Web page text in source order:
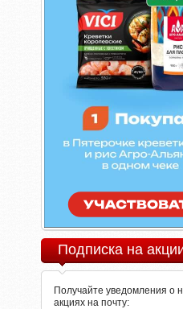
Подписка на
Получайте уведомления о
акциях на почту: